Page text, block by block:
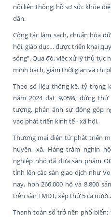
nối liên thông; hồ sơ sức khỏe
dân.
Công tác làm sạch, chuẩn hóa
hội, giáo dục… được triển khai
sống”. Qua đó, việc xử lý thủ tục
minh bạch, giảm thời gian và chi
Theo số liệu thống kê, tỷ trọng
năm 2024 đạt 9,05%, đứng
tượng, phản ánh sự đóng góp
vào phát triển kinh tế - xã hội.
Thương mại điện tử phát triển
huyện, xã. Hàng trăm nghìn
nghiệp nhỏ đã đưa sản phẩm
tỉnh lên các sàn giao dịch như
nay, hơn 266.000 hộ và 8.800
trên sàn TMĐT, xếp thứ 5 cả nước.
Thanh toán số trở nên phổ biến: